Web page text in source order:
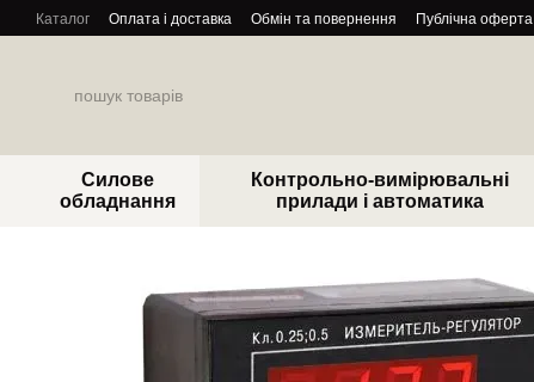
Перейти до основного контенту
Каталог Оплата і доставка Обмін та повернення Публічна оферта
Силове
обладнання
Контрольно-вимірювальні
прилади і автоматика